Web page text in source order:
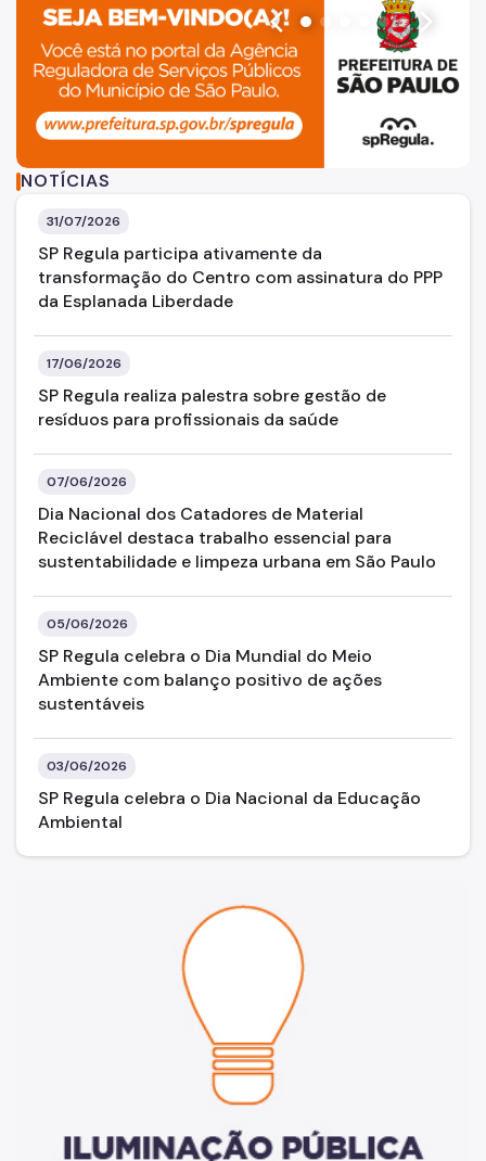
Gerências
Iluminação Pública
Saneamento Ambiental
Serviços Funerários e Cemiteriais
Abastecimento e Lazer
Contatos
Ouvidoria
Notícias
de lixo com layout dividido em duas áreas. À
arrow_back_ios arrow_forward_ios
NOTÍCIAS
31/07/2026
SP Regula participa ativamente da
transformação do Centro com assinatura do PPP
da Esplanada Liberdade
17/06/2026
SP Regula realiza palestra sobre gestão de
resíduos para profissionais da saúde
07/06/2026
Dia Nacional dos Catadores de Material
Reciclável destaca trabalho essencial para
sustentabilidade e limpeza urbana em São Paulo
05/06/2026
SP Regula celebra o Dia Mundial do Meio
Ambiente com balanço positivo de ações
sustentáveis
03/06/2026
SP Regula celebra o Dia Nacional da Educação
Ambiental